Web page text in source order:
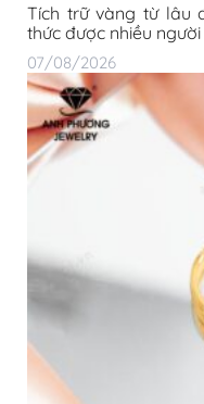
Tích trữ vàng từ lâu
thức được nhiều người
07/08/2026